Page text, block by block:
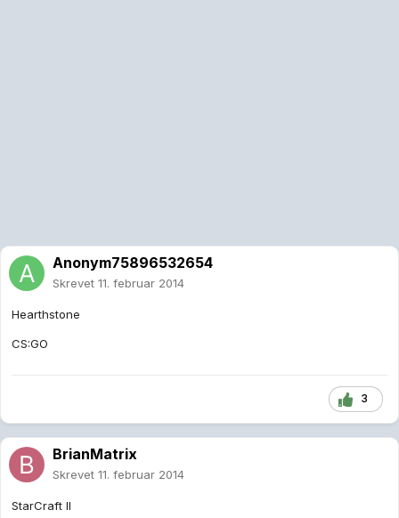
Anonym75896532654
Skrevet 11. februar 2014
Hearthstone
CS:GO
3
BrianMatrix
Skrevet 11. februar 2014
StarCraft II